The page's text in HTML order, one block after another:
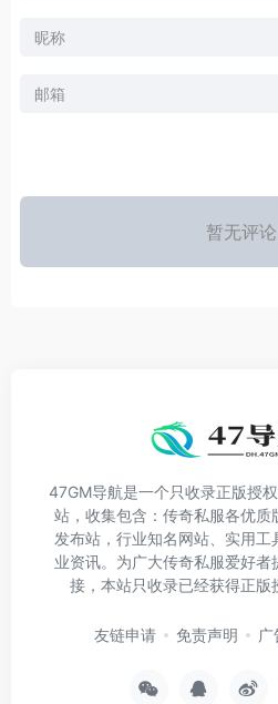
暂无评
47GM导航是一个只收录正版授
站，收集包含：传奇私服各优质
发布站，行业知名网站、实用
业资讯。为广大传奇私服爱好
接，本站只收录已经获得正版
友链申请 免责声明